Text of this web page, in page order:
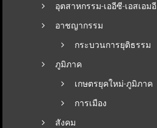
อุตสาหกรรม-เออีซี-เอสเอมอี
อาชญากรรม
กระบวนการยุติธรรม
ภูมิภาค
เกษตรยุคใหม่-ภูมิภาค
การเมือง
สังคม